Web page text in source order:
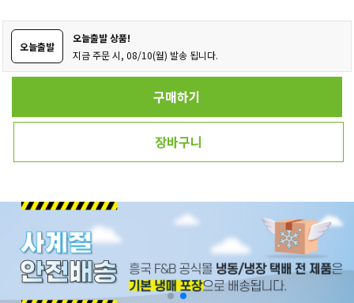
오늘출발
오늘출발 상품!
지금 주문 시, 08/10(월) 발송 됩니다.
구매하기
장바구니